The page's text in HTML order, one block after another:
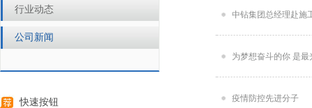
行业动态
公司新闻
快速按钮
中钻集团总经理赴施
为梦想奋斗的你 是
疫情防控先进分子